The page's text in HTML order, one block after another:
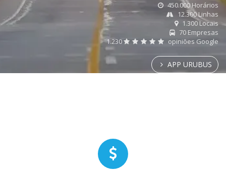
450.000 Horários
12.300 Linhas
1.300 Locais
70 Empresas
1.230
opiniões Google
APP URUBUS